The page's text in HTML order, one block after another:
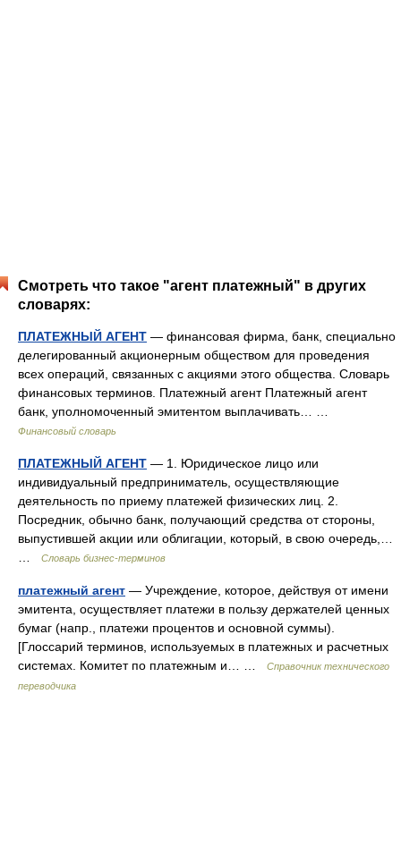
Смотреть что такое "агент платежный" в других
словарях:
ПЛАТЕЖНЫЙ АГЕНТ — финансовая фирма, банк, специально
делегированный акционерным обществом для проведения
всех операций, связанных с акциями этого общества. Словарь
финансовых терминов. Платежный агент Платежный агент
банк, уполномоченный эмитентом выплачивать… …
Финансовый словарь
ПЛАТЕЖНЫЙ АГЕНТ — 1. Юридическое лицо или
индивидуальный предприниматель, осуществляющие
деятельность по приему платежей физических лиц. 2.
Посредник, обычно банк, получающий средства от стороны,
выпустившей акции или облигации, который, в свою очередь,…
Словарь бизнес-терминов
платежный агент — Учреждение, которое, действуя от имени
эмитента, осуществляет платежи в пользу держателей ценных
бумаг (напр., платежи процентов и основной суммы).
[Глоссарий терминов, используемых в платежных и расчетных
системах. Комитет по платежным и… …
Справочник технического
переводчика